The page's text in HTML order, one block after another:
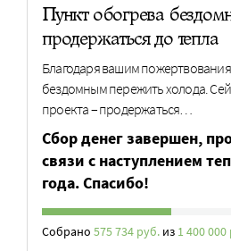
Пункт обогрева
продержаться до тепла
Благодаря вашим
бездомным пережить холода.
проекта – продержаться…
Сбор денег завершен,
связи с наступлением
года. Спасибо!
Собрано 575 734 руб. из 1 400 000